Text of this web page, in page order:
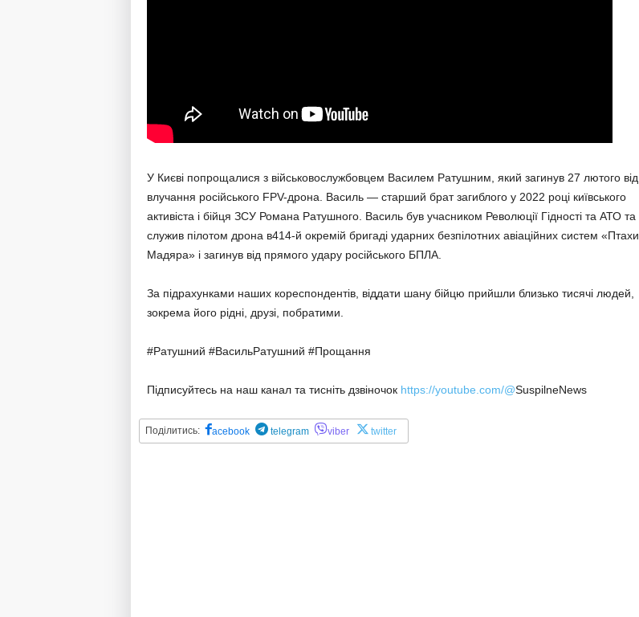
У Києві попрощалися з військовослужбовцем Василем Ратушним, який загинув 27 лютого від
влучання російського FPV-дрона. Василь — старший брат загиблого у 2022 році київського
активіста і бійця ЗСУ Романа Ратушного. Василь був учасником Революції Гідності та АТО та
служив пілотом дрона в414-й окремій бригаді ударних безпілотних авіаційних систем «Птахи
Мадяра» і загинув від прямого удару російського БПЛА.
За підрахунками наших кореспондентів, віддати шану бійцю прийшли близько тисячі людей,
зокрема його рідні, друзі, побратими.
#Ратушний #ВасильРатушний #Прощання
Підписуйтесь на наш канал та тисніть дзвіночок https://youtube.com/@SuspilneNews
Поділитись: acebook telegram viber twitter